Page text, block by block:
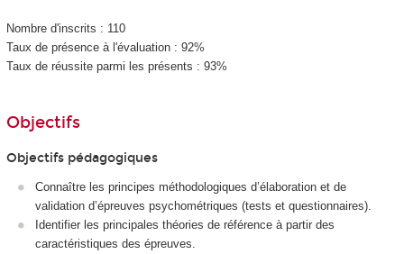
Nombre d'inscrits : 110
Taux de présence à l'évaluation : 92%
Taux de réussite parmi les présents : 93%
Objectifs
Objectifs pédagogiques
Connaître les principes méthodologiques d’élaboration et de
validation d’épreuves psychométriques (tests et questionnaires).
Identifier les principales théories de référence à partir des
caractéristiques des épreuves.